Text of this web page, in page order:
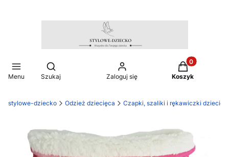
Menu
Otwórz wyszukiwarkę
Szukaj Zaloguj się
Produkty w
Koszyk
stylowe-dziecko Odzież dziecięca Czapki, szaliki i rękawiczki